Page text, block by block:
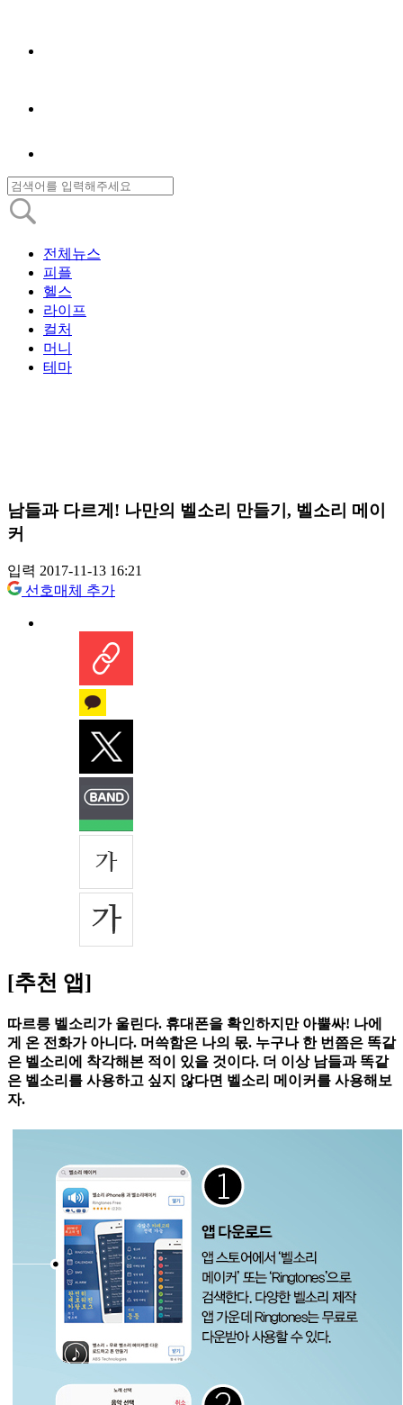
전체뉴스
피플
헬스
라이프
컬처
머니
테마
남들과 다르게! 나만의 벨소리 만들기, 벨소리 메이
커
입력 2017-11-13 16:21
선호매체 추가
[추천 앱]
따르릉 벨소리가 울린다. 휴대폰을 확인하지만 아뿔싸! 나에
게 온 전화가 아니다. 머쓱함은 나의 몫. 누구나 한 번쯤은 똑같
은 벨소리에 착각해본 적이 있을 것이다. 더 이상 남들과 똑같
은 벨소리를 사용하고 싶지 않다면 벨소리 메이커를 사용해보
자.